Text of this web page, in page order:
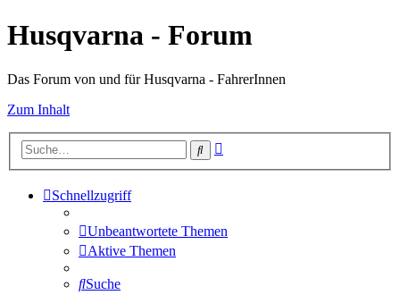
Husqvarna - Forum
Das Forum von und für Husqvarna - FahrerInnen
Zum Inhalt
Suche
Schnellzugriff
Unbeantwortete Themen
Aktive Themen
Suche